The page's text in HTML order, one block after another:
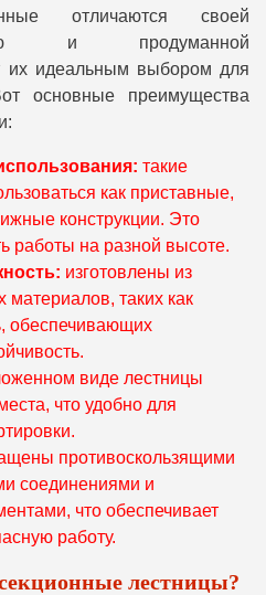
отличаются своей
и продуманной
их идеальным выбором для
основные преимущества
такие
как приставные,
конструкции. Это
работы на разной высоте.
изготовлены из
материалов, таких как
обеспечивающих
виде лестницы
что удобно для
противоскользящими
соединениями и
что обеспечивает
работу.
лестницы?